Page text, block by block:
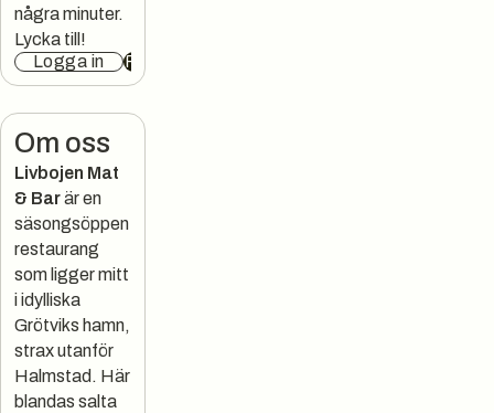
några minuter.
Lycka till!
Logga in
Registrera
Om oss
Livbojen Mat
& Barär en
säsongsöppen
restaurang
som ligger mitt
i idylliska
Grötviks hamn,
strax utanför
Halmstad. Här
blandas salta